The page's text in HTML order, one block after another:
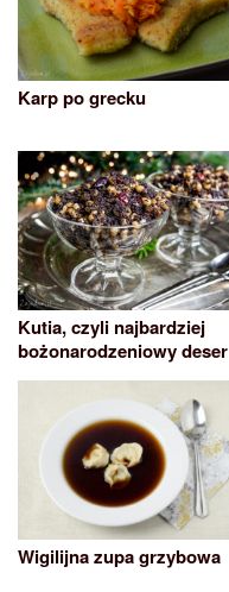
Karp po grecku
Kutia, czyli najbardziej
bożonarodzeniowy deser
Wigilijna zupa grzybowa